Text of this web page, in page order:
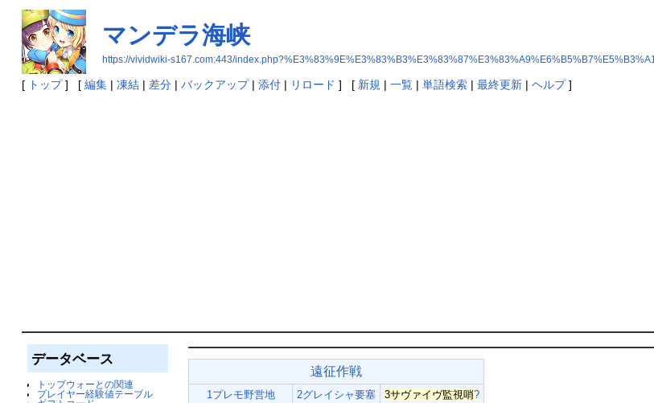
マンデラ海峡
https://vividwiki-s167.com:443/index.php?%E3%83%9E%E3%83%B3%E3%83%87%E3%83%A9%E6%B5%B7%E5%B3%A1
[ トップ] [ 編集| 凍結| 差分| バックアップ| 添付| リロード ] [ 新規 | 一覧| 単語検索| 最終更新| ヘルプ]
データベース
トップウォーとの関連
プレイヤー経験値テーブル
遠征作戦
1プレモ野営地 2グレイシャ要塞 3サヴァイヴ監視哨?